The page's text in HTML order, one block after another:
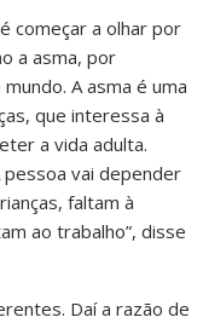
começar a olhar por
a asma, por
A asma é uma
que interessa à
a vida adulta.
pessoa vai depender
faltam à
ao trabalho”, disse
Daí a razão de